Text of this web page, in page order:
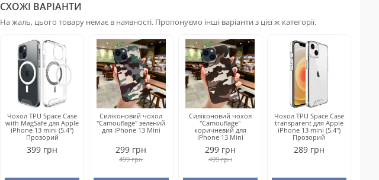
СХОЖІ ВАРІАНТИ
На жаль, цього товару немає в наявності. Пропонуємо інші варіанти з цієї ж категорії.
Чохол TPU Space Case
with MagSafe для Apple
iPhone 13 mini (5.4")
Прозорий
399 грн
Силіконовий чохол
"Camouflage" зелений
для iPhone 13 Mini
299 грн
499 грн
Силіконовий чохол
"Camouflage"
коричневий для
iPhone 13 Mini
299 грн
499 грн
Чохол TPU Space Case
transparent для Apple
iPhone 13 mini (5.4")
Прозорий
289 грн